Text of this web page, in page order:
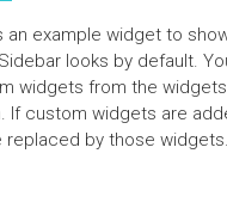
an example widget to
looks by default.
widgets from the
If custom widgets are
replaced by those widgets.